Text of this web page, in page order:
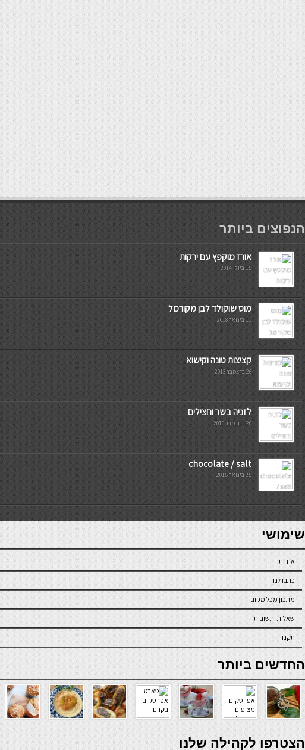
мостбет кг
הנפוצים ביותר
אורז מוקפץ עם ירקות
15 ביולי 2014
מוס שוקולד לבן מקורמל
11 בינואר 2018
קציצות טונה וקישוא
26 בדצמבר 2013
לזניה בשר וחצילים
20 בנובמבר 2016
chocolate / salt
25 בינואר 2015
7slots
seriöse online casinos österreich
שימושי
אודות
כתבו לנו
מתכון מכל מקום
שאלות ותשובות
תקנון
online casino
החדשים ביותר
verde casino
הצטרפו לקהילה שלנו